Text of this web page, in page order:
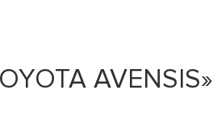
AVENSIS»